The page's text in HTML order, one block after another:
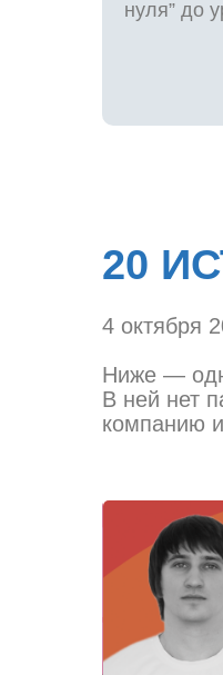
нуля” до
20
4 октября
Ниже —
В ней нет
компанию